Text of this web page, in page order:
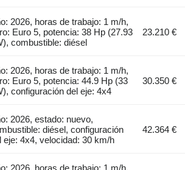
2026, horas de trabajo: 1 m/h,
Euro 5, potencia: 38 Hp (27.93
combustible: diésel
23.210 €
2026, horas de trabajo: 1 m/h,
Euro 5, potencia: 44.9 Hp (33
configuración del eje: 4x4
30.350 €
2026, estado: nuevo,
diésel, configuración
eje: 4x4, velocidad: 30 km/h
42.364 €